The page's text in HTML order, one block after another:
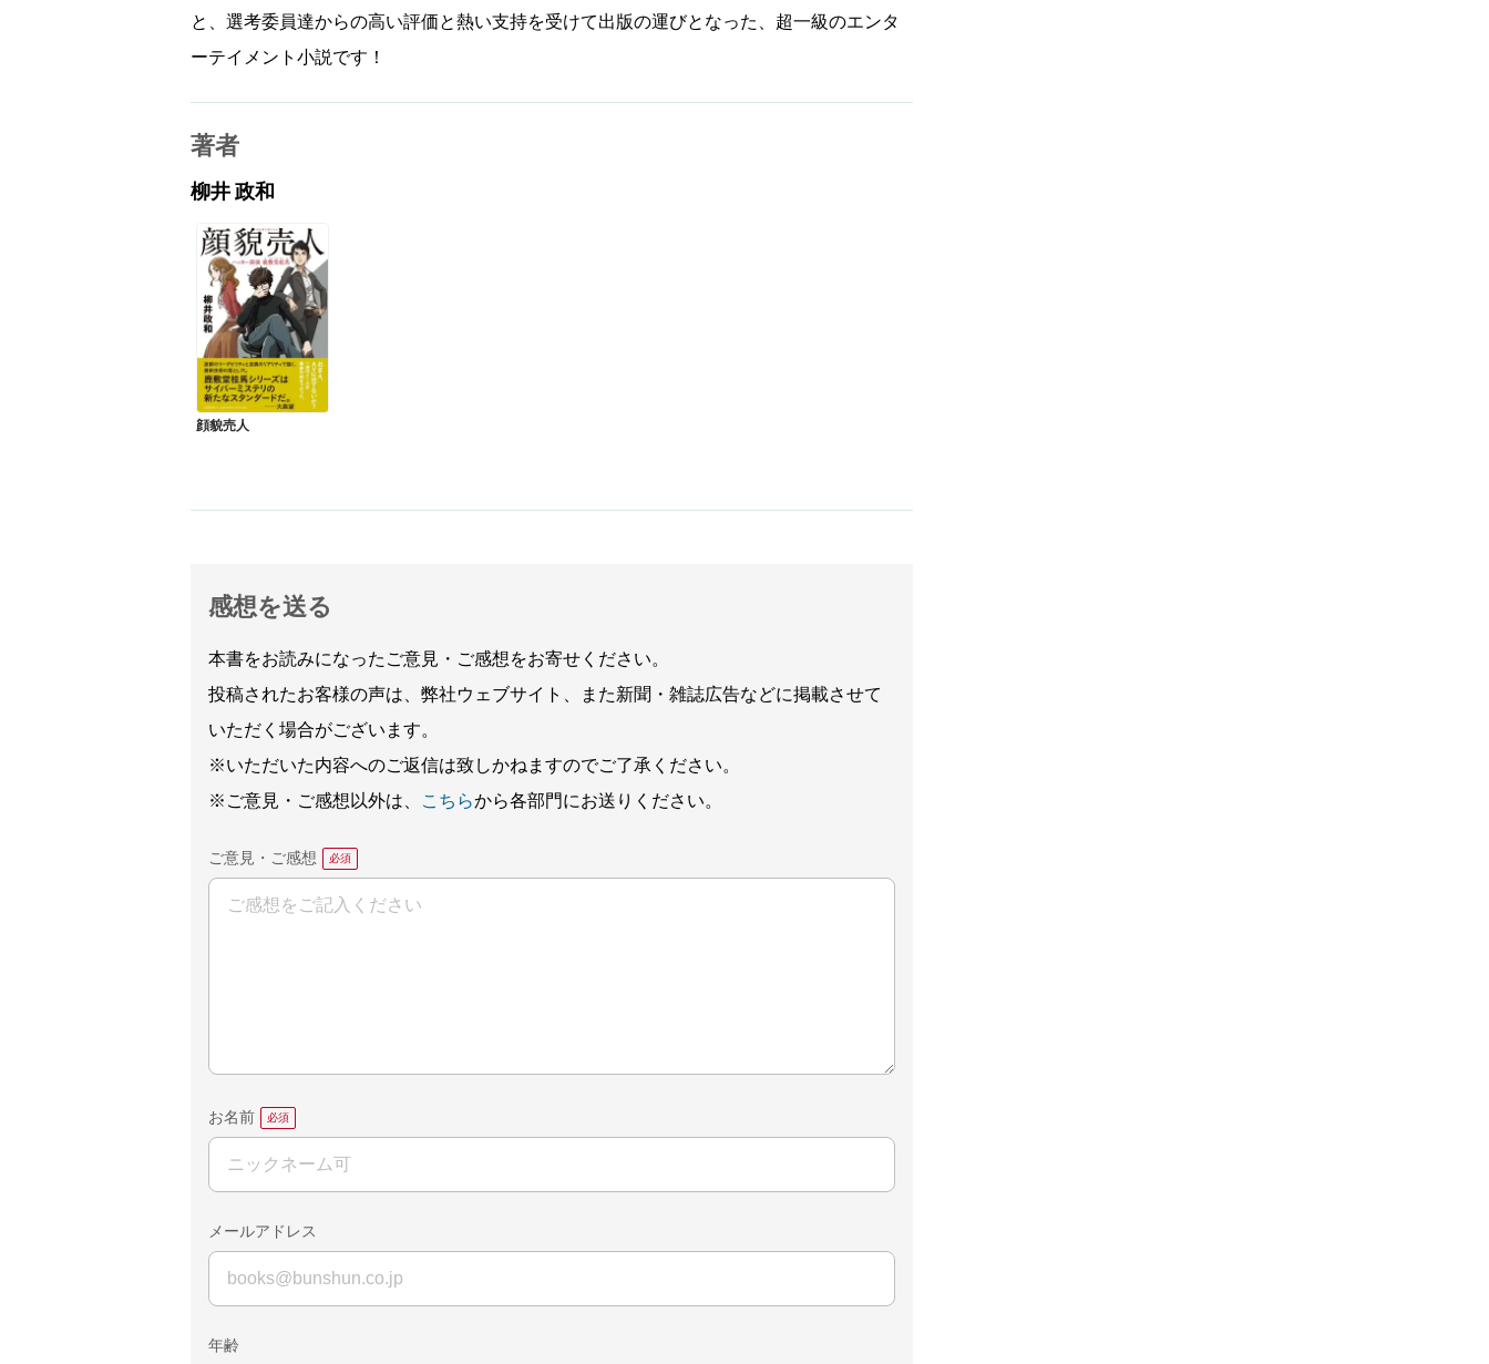
と、選考委員達からの高い評価と熱い支持を受けて出版の運びとなった、超一級のエンタ
ーテイメント小説です！
著者
柳井 政和
顔貌売人
感想を送る
本書をお読みになったご意見・ご感想をお寄せください。
投稿されたお客様の声は、弊社ウェブサイト、また新聞・雑誌広告などに掲載させて
いただく場合がございます。
※いただいた内容へのご返信は致しかねますのでご了承ください。
※ご意見・ご感想以外は、
こちらから各部門にお送りください。
ご意見・ご感想
お名前
メールアドレス
年齢